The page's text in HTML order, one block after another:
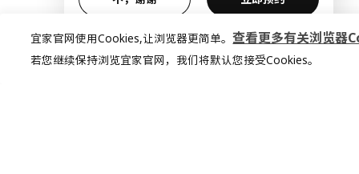
宜家官网使用Cookies,让浏览器更简单。查看更多有关浏览器
若您继续保持浏览宜家官网，我们将默认您接受Cookies。